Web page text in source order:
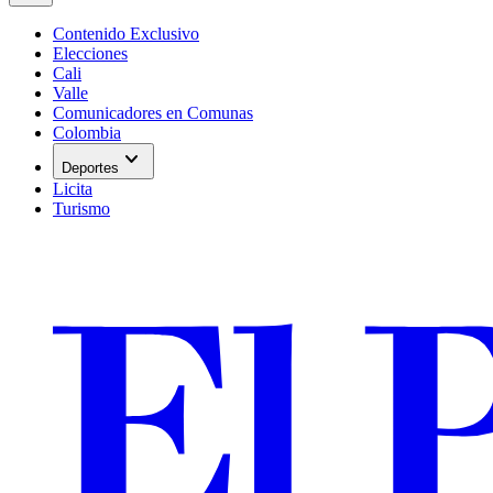
Contenido Exclusivo
Elecciones
Cali
Valle
Comunicadores en Comunas
Colombia
Deportes expand_more
Licita
Turismo